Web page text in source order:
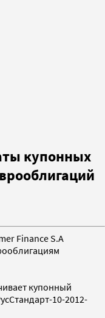
купонных
Finance S.A
купонный
10-2012-